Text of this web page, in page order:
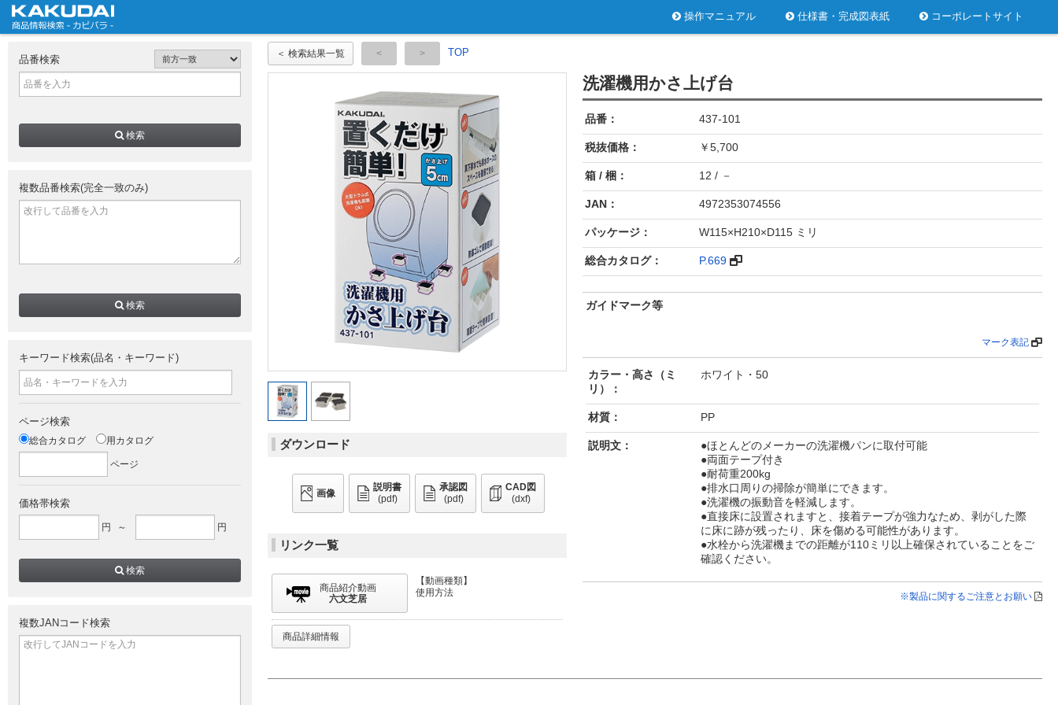
操作マニュアル 仕様書・完成図表紙 コーポレートサイト
＜ 検索結果一覧 TOP
ダウンロード
画像
説明書
(pdf)
承認図
(pdf)
CAD図
(dxf)
リンク一覧
商品紹介動画
六文芝居
【動画種類】
使用方法
商品詳細情報
洗濯機用かさ上げ台
品番： 437-101
税抜価格： ￥5,700
箱 / 梱： 12 / －
JAN： 4972353074556
パッケージ： W115×H210×D115 ミリ
総合カタログ： P.669
ガイドマーク等
マーク表記
カラー・高さ（ミ
リ）：
ホワイト・50
材質： PP
説明文：
●ほとんどのメーカーの洗濯機パンに取付可能
●両面テープ付き
●耐荷重200kg
●排水口周りの掃除が簡単にできます。
●洗濯機の振動音を軽減します。
●直接床に設置されますと、接着テープが強力なため、剥がした際
に床に跡が残ったり、床を傷める可能性があります。
●水栓から洗濯機までの距離が110ミリ以上確保されていることをご
確認ください。
※製品に関するご注意とお願い
品番検索
検索
複数品番検索(完全一致のみ)
検索
キーワード検索(品名・キーワード)
ページ検索
総合カタログ 用カタログ
ページ
価格帯検索
円 ～ 円
検索
複数JANコード検索